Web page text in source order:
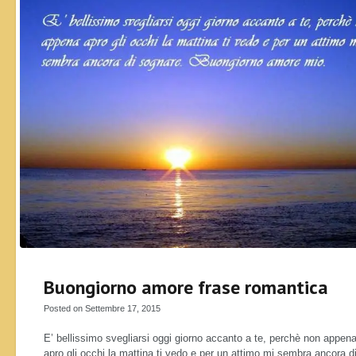
Buongiorno amore frase romantica
Posted on Settembre 17, 2015
E’ bellissimo svegliarsi oggi giorno accanto a te, perchè non appena
apro gli occhi la mattina ti vedo e per un attimo mi sembra ancora di